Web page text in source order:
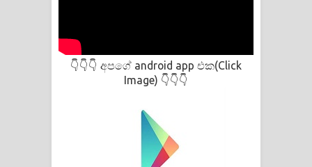
👇👇👇 අපගේ android app එක(Click
Image) 👇👇👇